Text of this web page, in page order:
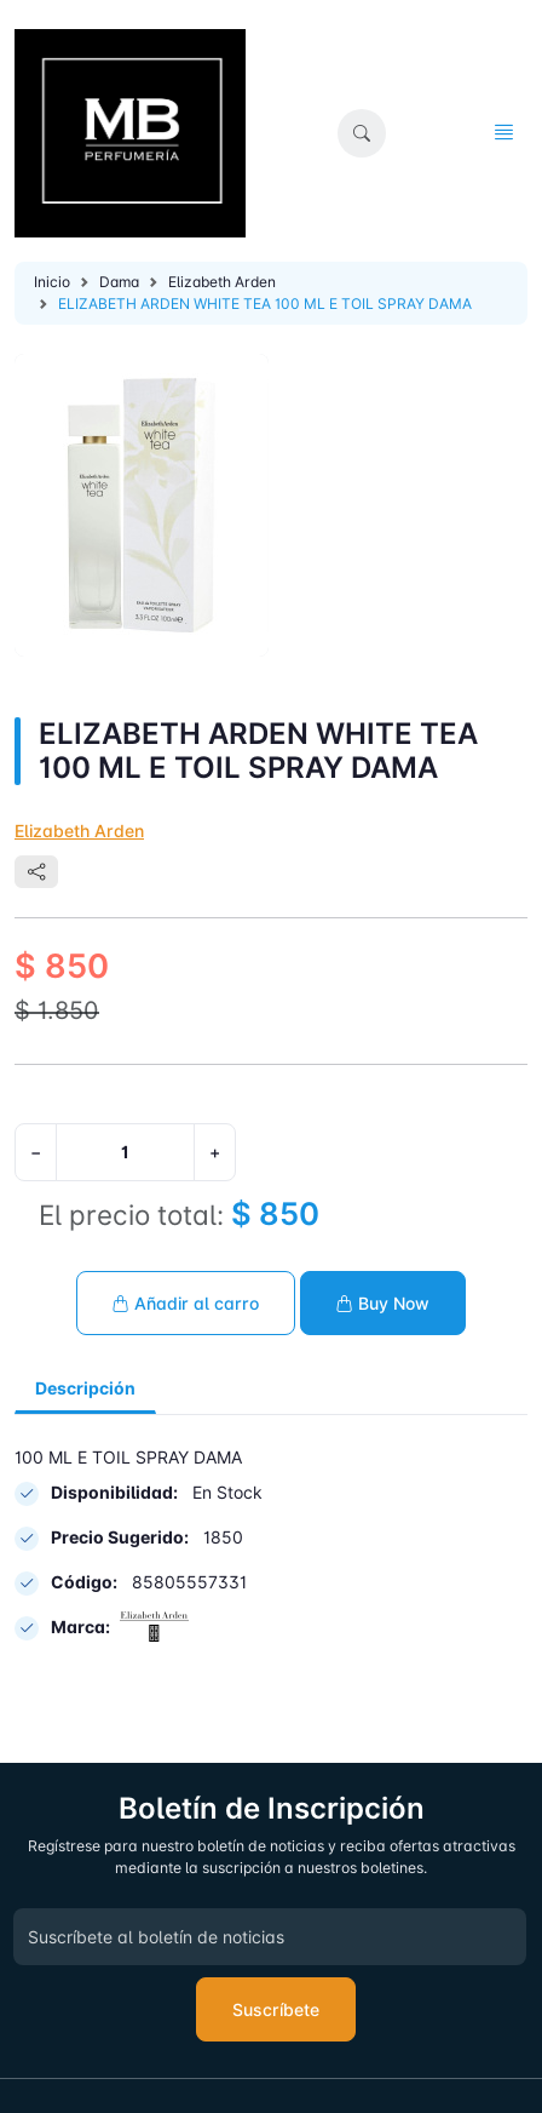
Inicio Dama
Elizabeth Arden
ELIZABETH ARDEN WHITE TEA 100 ML E TOIL SPRAY DAMA
ELIZABETH ARDEN WHITE TEA
100 ML E TOIL SPRAY DAMA
Elizabeth Arden
$ 850
$ 1.850
− +
El precio total: $ 850
Añadir al carro Buy Now
Descripción
100 ML E TOIL SPRAY DAMA
Disponibilidad:
En Stock
Precio Sugerido: 1850
Código: 85805557331
Marca:
Boletín de Inscripción
Regístrese para nuestro boletín de noticias y reciba ofertas atractivas
mediante la suscripción a nuestros boletines.
Suscríbete